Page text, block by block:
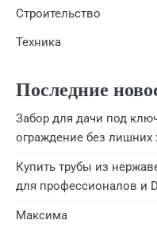
Строительство
Техника
Последние
Забор для дачи под
ограждение без лишних
Купить трубы из
для профессионалов и
Максима